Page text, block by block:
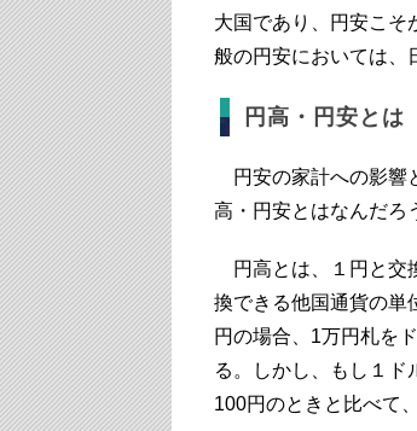
大国であり、円安こそ
般の円安においては、
円高・円安とは
円安の家計への影響
高・円安とはなんだろ
円高とは、１円と交
換できる他国通貨の単
円の場合、1万円札を
る。しかし、もし１ド
100円のときと比べて